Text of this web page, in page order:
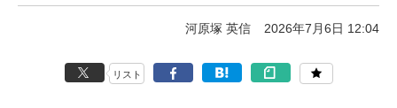
河原塚 英信 2026年7月6日 12:04
リスト